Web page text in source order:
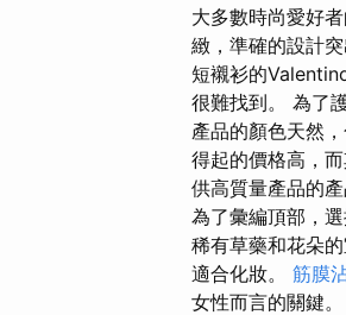
大多數時尚愛好
緻，準確的設計突
短襯衫的
很難找到。 為了
產品的顏色天然
得起的價格高，
供高質量產品的
為了彙編頂部，
稀有草藥和花朵
適合化妝。 筋膜
女性而言的關鍵。